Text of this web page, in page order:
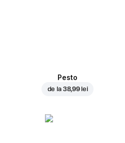
Pesto
de la 38,99 lei